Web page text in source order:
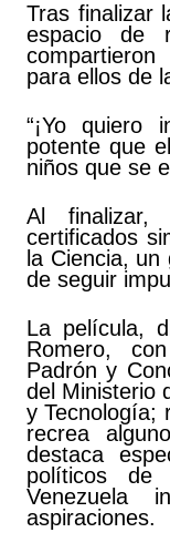
Tras finalizar
espacio de
para ellos de
“¡Yo quiero
potente que
niños que se
Al finalizar,
certificados
la Ciencia,
de seguir
La película,
Romero,
Padrón y
del Ministerio
y Tecnología;
recrea
destaca
políticos
Venezuela
aspiraciones.